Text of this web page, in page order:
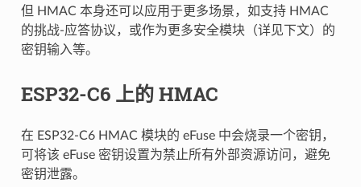
但 HMAC 本身还可以应用于更多场景，如支持 HMAC
的挑战-应答协议，或作为更多安全模块（详见下文）的
密钥输入等。
ESP32-C6 上的 HMAC
在 ESP32-C6 HMAC 模块的 eFuse 中会烧录一个密钥，
可将该 eFuse 密钥设置为禁止所有外部资源访问，避免
密钥泄露。